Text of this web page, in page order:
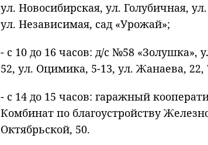
ул. Новосибирская, ул. Голубичная,
ул. Независимая, сад «Урожай»;
- с 10 до 16 часов: д/с №58 «Золушка»,
52, ул. Оцимика, 5-13, ул. Жанаева, 22,
- с 14 до 15 часов: гаражный
Комбинат по благоустройству
Октябрьской, 50.